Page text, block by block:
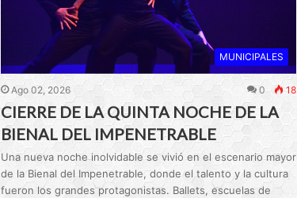
MUNICIPALES
Ago 02, 2026 0 18
CIERRE DE LA QUINTA NOCHE DE LA
BIENAL DEL IMPENETRABLE
Una nueva noche inolvidable se vivió en el escenario mayor
de la Bienal del Impenetrable, donde el talento y la cultura
fueron los grandes protagonistas. Ballets, escuelas de